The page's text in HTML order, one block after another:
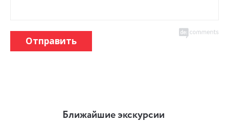
Отправить
Ближайшие экскурсии